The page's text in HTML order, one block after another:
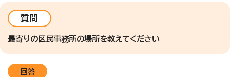
質問
最寄りの区民事務所の場所を教えてください
回答